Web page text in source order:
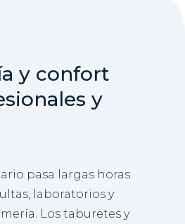
y confort
y
pasa largas horas
laboratorios y
Los taburetes y